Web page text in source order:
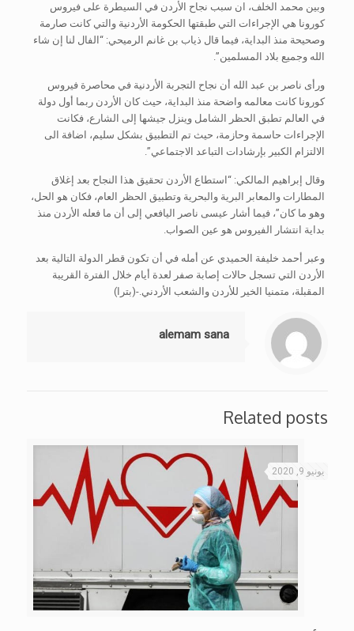
وبين محمد الخلف، ان سبب نجاح الأردن في السيطرة على فيروس
كورونا هي الإجراءات التي طبقتها الحكومة الأردنية والتي كانت صارمة
وصحيحة منذ البداية، فيما قال ذياب بن غانم الرميحي: “الفال لنا إن شاء
الله وجميع بلاد المسلمين”.
ورأى ناصر بن عبد الله أن نجاح التجربة الأردنية في محاصرة فيروس
كورونا كانت معالمه واضحة منذ البداية، حيث كان الأردن ربما أول دولة
في العالم تطبق الحظر الشامل وينزل جيشها إلى الشارع، فكانت
الإجراءات حاسمة وحازمة، حيث تم التطبيق بشكل سليم، اضافة الى
الالتزام الكبير بإرشادات التباعد الاجتماعي”.
وقال إبراهيم المالكي: “استطاع الأردن تحقيق هذا النجاح بعد إغلاق
المطارات والمعابر البرية والبحرية وتطبيق الحظر العام، فكان هو الحل،
وهو ما كان”، فيما أشار عيسى ناصر اليافعي إلى أن ما فعله الأردن منذ
بداية انتشار الفيروس هو عين الصواب.
وعبر أحمد خليفة الحميدي عن أمله في أن تكون قطر الدولة التالية بعد
الأردن التي تسجل حالات إصابة صفر لعدة أيام خلال الفترة القريبة
المقبلة، متمنيا الخير للأردن والشعب الأردني.-(بترا)
alemam sana
Related posts
يونيو 9, 2020